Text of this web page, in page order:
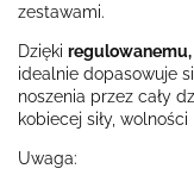
zestawami.
Dzięki
idealnie dopasowuje
noszenia przez cały
kobiecej siły,
Uwaga: